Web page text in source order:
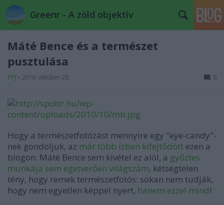
Greenr - A zöld objektív
Máté Bence és a természet
pusztulása
PPJ • 2010. október 28. 0
Hogy a természetfotózást mennyire egy "eye-candy"-
nek gondoljuk, az már több ízben kifejtődött ezen a
blogon. Máté Bence sem kivétel ez alól, a győztes
munkája sem egetverően világszám, kétségtelen
tény, hogy remek természetfotós: sokan nem tudják,
hogy nem egyetlen képpel nyert, hanem ezzel mind!